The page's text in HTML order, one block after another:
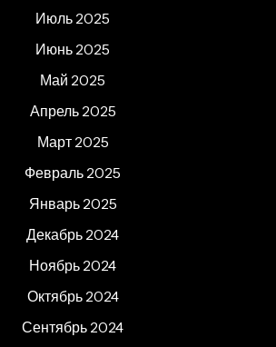
Июль 2025
Июнь 2025
Май 2025
Апрель 2025
Март 2025
Февраль 2025
Январь 2025
Декабрь 2024
Ноябрь 2024
Октябрь 2024
Сентябрь 2024